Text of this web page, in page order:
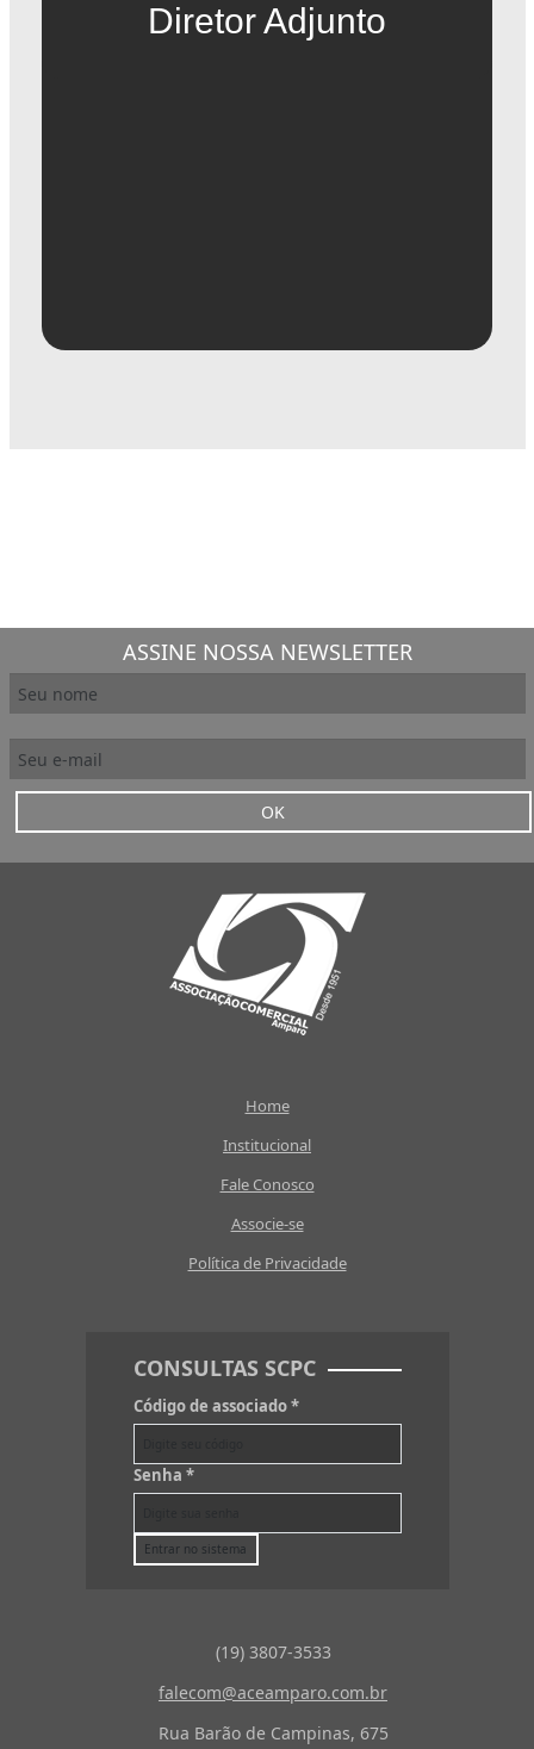
Diretor Adjunto
ASSINE NOSSA NEWSLETTER
OK
Home
Institucional
Fale Conosco
Associe-se
Política de Privacidade
CONSULTAS SCPC
Código de associado*
Senha *
Entrar no sistema
(19) 3807-3533
falecom@aceamparo.com.br
Rua Barão de Campinas, 675